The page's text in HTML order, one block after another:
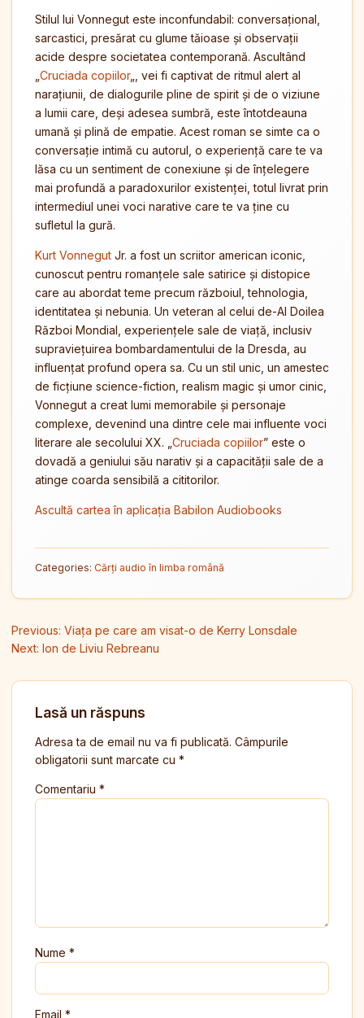
Stilul lui Vonnegut este inconfundabil: conversațional,
sarcastici, presărat cu glume tăioase și observații
acide despre societatea contemporană. Ascultând
Cruciada copiilor„, vei fi captivat de ritmul alert al
narațiunii, de dialogurile pline de spirit și de o viziune
a lumii care, deși adesea sumbră, este întotdeauna
umană și plină de empatie. Acest roman se simte ca o
conversație intimă cu autorul, o experiență care te va
lăsa cu un sentiment de conexiune și de înțelegere
mai profundă a paradoxurilor existenței, totul livrat prin
intermediul unei voci narative care te va ține cu
sufletul la gură.
Kurt Vonnegut Jr. a fost un scriitor american iconic,
cunoscut pentru romanțele sale satirice și distopice
care au abordat teme precum războiul, tehnologia,
identitatea și nebunia. Un veteran al celui de-Al Doilea
Război Mondial, experiențele sale de viață, inclusiv
supraviețuirea bombardamentului de la Dresda, au
influențat profund opera sa. Cu un stil unic, un amestec
de ficțiune science-fiction, realism magic și umor cinic,
Vonnegut a creat lumi memorabile și personaje
complexe, devenind una dintre cele mai influente voci
literare ale secolului XX. „ Cruciada copiilor” este o
dovadă a geniului său narativ și a capacității sale de a
atinge coarda sensibilă a cititorilor.
Ascultă cartea în aplicația Babilon Audiobooks
Categories: Cărți audio în limba română
Navigare în articole
Previous: Viața pe care am visat-o de Kerry Lonsdale
Next: Ion de Liviu Rebreanu
Lasă un răspuns
Adresa ta de email nu va fi publicată. Câmpurile
obligatorii sunt marcate cu *
Comentariu *
Nume *
Email *